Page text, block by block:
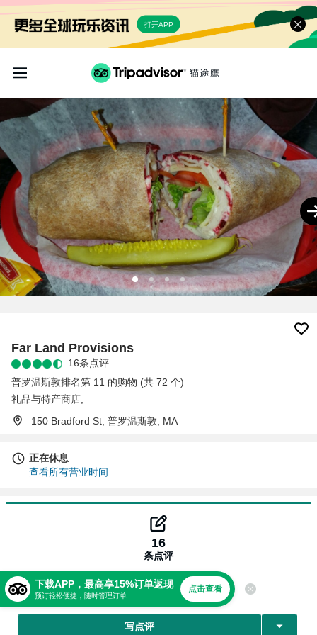
打开APP
Far Land Provisions
16条点评
普罗温斯敦排名第 11 的购物 (共 72 个)
礼品与特产商店
150 Bradford St, 普罗温斯敦, MA
正在休息
查看所有营业时间
16
条点评
点评
写点评
下载APP，最高享15%订单返现
预订轻松便捷，随时管理订单
点击查看